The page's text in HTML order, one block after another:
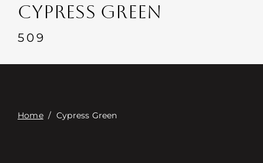
Εκδηλώσεις
Επαφή
CYPRESS GREEN
509
Home/ Cypress Green